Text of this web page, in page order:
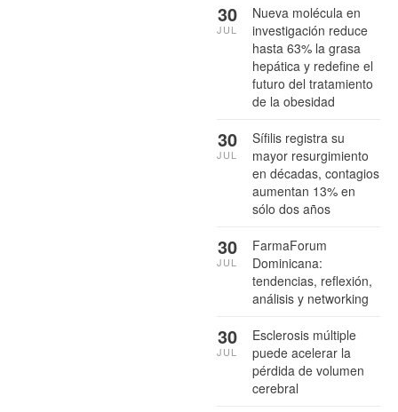
Nueva molécula en
investigación reduce
hasta 63% la grasa
hepática y redefine el
futuro del tratamiento
de la obesidad
30
JUL
Sífilis registra su
mayor resurgimiento
en décadas, contagios
aumentan 13% en
sólo dos años
30
JUL
FarmaForum
Dominicana:
tendencias, reflexión,
análisis y networking
30
JUL
Esclerosis múltiple
puede acelerar la
pérdida de volumen
cerebral
30
JUL